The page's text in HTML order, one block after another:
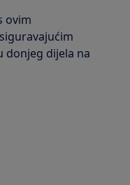
ovim
donjeg dijela na